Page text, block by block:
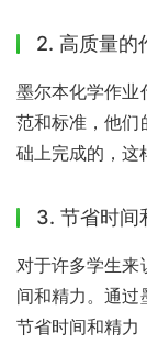
2. 高质量的
墨尔本化学作业
范和标准，他们
础上完成的，这
3. 节省时间
对于许多学生
间和精力。通
节省时间和精力